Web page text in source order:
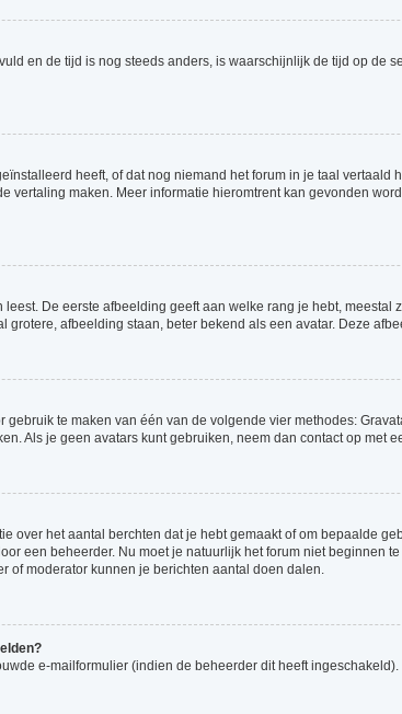
en de tijd is nog steeds anders, is waarschijnlijk de tijd op de
heeft, of dat nog niemand het forum in je taal
vertaling maken. Meer informatie hieromtrent kan gevonden
De eerste afbeelding geeft aan welke rang je hebt,
afbeelding staan, beter bekend als een avatar. Deze
te maken van één van de volgende vier methodes:
Als je geen avatars kunt gebruiken, neem dan contact op met
over het aantal berchten dat je hebt gemaakt of om bepaalde
een beheerder. Nu moet je natuurlijk het forum niet beginnen
of moderator kunnen je berichten aantal doen dalen.
e-mailformulier (indien de beheerder dit heeft